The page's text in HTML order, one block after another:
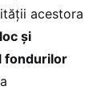
acestora
și
fondurilor